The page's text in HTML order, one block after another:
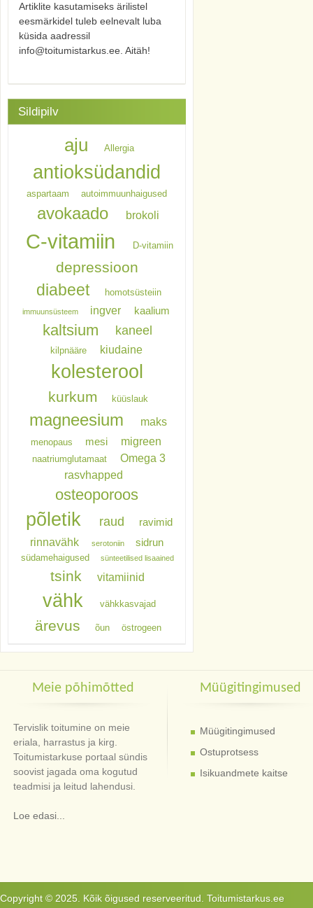
Artiklite kasutamiseks ärilistel
eesmärkidel tuleb eelnevalt luba
küsida aadressil
info@toitumistarkus.ee. Aitäh!
Sildipilv
aju Allergia
antioksüdandid
aspartaam autoimmuunhaigused
avokaado brokoli
C-vitamiin D-vitamiin
depressioon
diabeet homotsüsteiin
immuunsüsteem ingver kaalium
kaltsium kaneel
kilpnääre kiudaine
kolesterool
kurkum küüslauk
magneesium maks
menopaus mesi migreen
naatriumglutamaat
Omega 3
rasvhapped
osteoporoos
põletik raud ravimid
rinnavähk serotoniin sidrun
südamehaigused sünteetilised lisaained
tsink vitamiinid
vähk vähkkasvajad
ärevus õun östrogeen
Meie põhimõtted
Tervislik toitumine on meie
eriala, harrastus ja kirg.
Toitumistarkuse portaal sündis
soovist jagada oma kogutud
teadmisi ja leitud lahendusi.
Loe edasi...
Müügitingimused
Müügitingimused
Ostuprotsess
Isikuandmete kaitse
Copyright © 2025. Kõik õigused reserveeritud. Toitumistarkus.ee